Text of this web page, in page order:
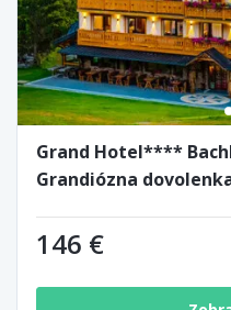
Grand Hotel****
Grandiózna
146 €